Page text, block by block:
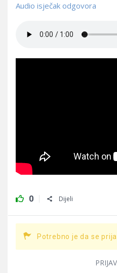
Audio isječak odgovora
0 Dijeli
Potrebno je da se